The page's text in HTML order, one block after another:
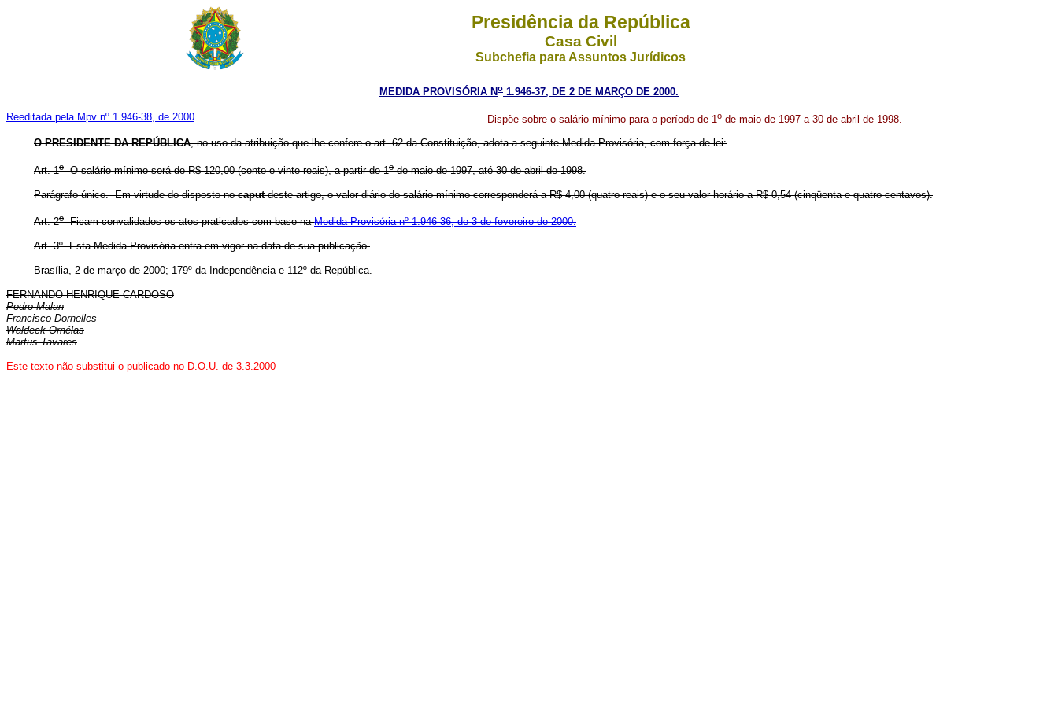
Presidência da República
Casa Civil
Subchefia para Assuntos Jurídicos
MEDIDA PROVISÓRIA No 1.946-37, DE 2 DE MARÇO DE 2000.
Reeditada pela Mpv nº 1.946-38, de 2000 Dispõe sobre o salário mínimo para o período de 1ode maio de 1997 a 30 de abril de 1998.
O PRESIDENTE DA REPÚBLICA, no uso da atribuição que lhe confere o art. 62 da Constituição, adota a seguinte Medida Provisória, com força de lei:
Art. 1oO salário mínimo será de R$ 120,00 (cento e vinte reais), a partir de 1ode maio de 1997, até 30 de abril de 1998.
Parágrafo único. Em virtude do disposto nocaputdeste artigo, o valor diário do salário mínimo corresponderá a R$ 4,00 (quatro reais) e o seu valor horário a R$ 0,54 (cinqüenta e quatro centavos).
Art. 2oFicam convalidados os atos praticados com base naMedida Provisória nº 1.946-36, de 3 de fevereiro de 2000.
Art. 3º Esta Medida Provisória entra em vigor na data de sua publicação.
Brasília, 2 de março de 2000; 179º da Independência e 112º da República.
FERNANDO HENRIQUE CARDOSO
Pedro Malan
Francisco Dornelles
Waldeck Ornélas
Martus Tavares
Este texto não substitui o publicado no D.O.U. de 3.3.2000